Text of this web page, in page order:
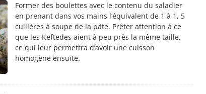
Former des boulettes avec le contenu du saladier
en prenant dans vos mains l’équivalent de 1 à 1, 5
cuillères à soupe de la pâte. Prêter attention à ce
que les Keftedes aient à peu près la même taille,
ce qui leur permettra d’avoir une cuisson
homogène ensuite.